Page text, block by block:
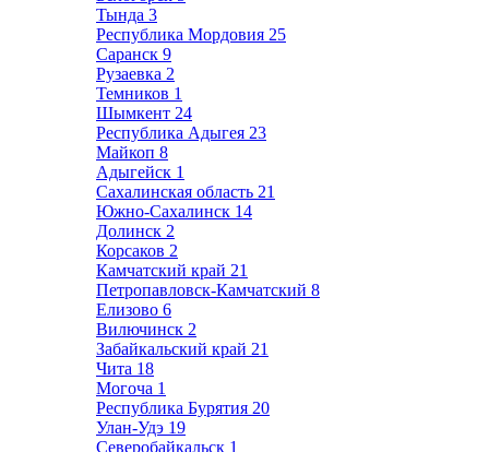
Тында 3
Республика Мордовия 25
Саранск 9
Рузаевка 2
Темников 1
Шымкент 24
Республика Адыгея 23
Майкоп 8
Адыгейск 1
Сахалинская область 21
Южно-Сахалинск 14
Долинск 2
Корсаков 2
Камчатский край 21
Петропавловск-Камчатский 8
Елизово 6
Вилючинск 2
Забайкальский край 21
Чита 18
Могоча 1
Республика Бурятия 20
Улан-Удэ 19
Северобайкальск 1